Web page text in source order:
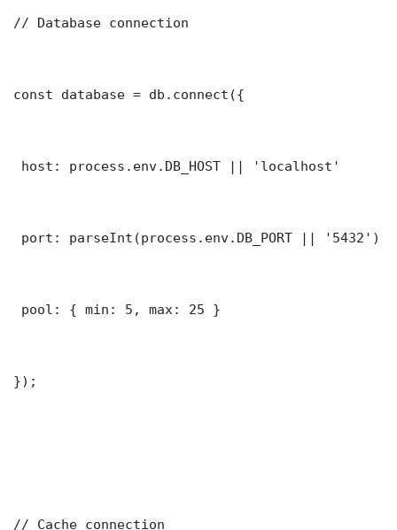
// Database connection
const database = db.connect({
host: process.env.DB_HOST || 'localhost'
port: parseInt(process.env.DB_PORT || '5432')
pool: { min: 5, max: 25 }
});
// Cache connection